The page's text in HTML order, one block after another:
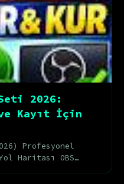
2026:
Kayıt İçin
Profesyonel
Haritası OBS